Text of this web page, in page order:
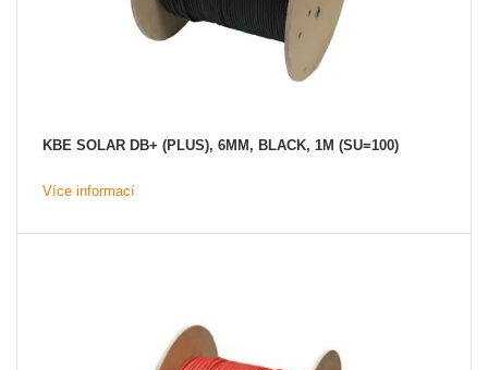
KBE SOLAR DB+ (PLUS), 6MM, BLACK, 1M (SU=100)
Více informací